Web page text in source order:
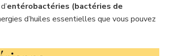
entérobactéries (bactéries de
d’huiles essentielles que vous pouvez